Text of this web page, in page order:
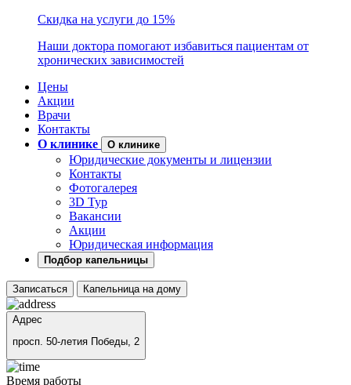
Скидка на услуги до 15%
Наши доктора помогают избавиться пациентам от
хронических зависимостей
Цены
Акции
Врачи
Контакты
О клинике
О клинике
Юридические документы и лицензии
Контакты
Фотогалерея
3D Тур
Вакансии
Акции
Юридическая информация
Подбор капельницы
Записаться Капельница на дому
Адрес
просп. 50-летия Победы, 2
Время работы